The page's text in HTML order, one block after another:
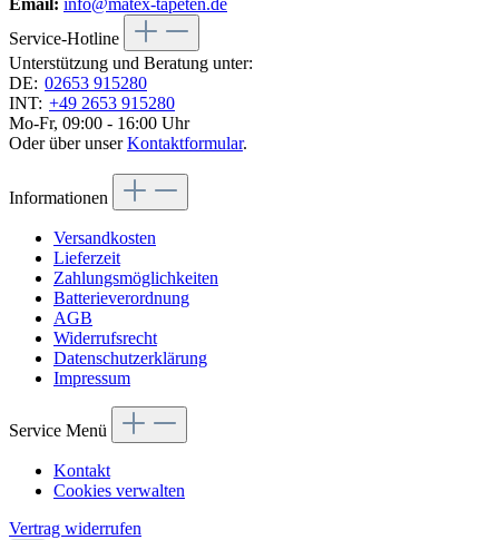
Email: info@matex-tapeten.de
Service-Hotline
Unterstützung und Beratung unter:
DE: 02653 915280
INT: +49 2653 915280
Mo-Fr, 09:00 - 16:00 Uhr
Oder über unserKontaktformular.
Informationen
Versandkosten
Lieferzeit
Zahlungsmöglichkeiten
Batterieverordnung
AGB
Widerrufsrecht
Datenschutzerklärung
Impressum
Service Menü
Kontakt
Cookies verwalten
Vertrag widerrufen